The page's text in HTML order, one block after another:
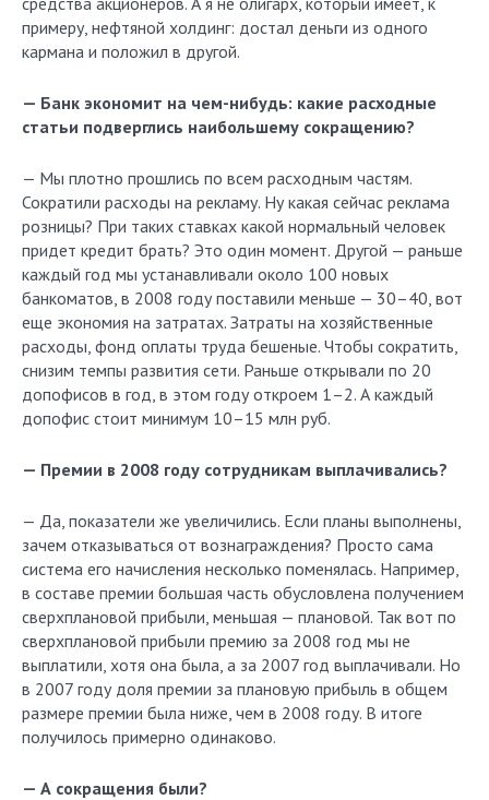
примеру, нефтяной холдинг: достал деньги из одного
кармана и положил в другой.
— Банк экономит на чем-нибудь: какие расходные
статьи подверглись наибольшему сокращению?
— Мы плотно прошлись по всем расходным частям.
Сократили расходы на рекламу. Ну какая сейчас реклама
розницы? При таких ставках какой нормальный человек
придет кредит брать? Это один момент. Другой — раньше
каждый год мы устанавливали около 100 новых
банкоматов, в 2008 году поставили меньше — 30–40, вот
еще экономия на затратах. Затраты на хозяйственные
расходы, фонд оплаты труда бешеные. Чтобы сократить,
снизим темпы развития сети. Раньше открывали по 20
допофисов в год, в этом году откроем 1–2. А каждый
допофис стоит минимум 10–15 млн руб.
— Премии в 2008 году сотрудникам выплачивались?
— Да, показатели же увеличились. Если планы выполнены,
зачем отказываться от вознаграждения? Просто сама
система его начисления несколько поменялась. Например,
в составе премии большая часть обусловлена получением
сверхплановой прибыли, меньшая — плановой. Так вот по
сверхплановой прибыли премию за 2008 год мы не
выплатили, хотя она была, а за 2007 год выплачивали. Но
в 2007 году доля премии за плановую прибыль в общем
размере премии была ниже, чем в 2008 году. В итоге
получилось примерно одинаково.
— А сокращения были?